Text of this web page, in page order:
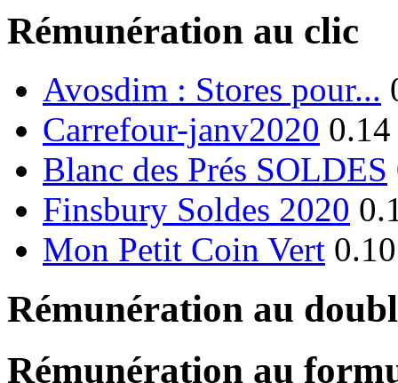
Rémunération au clic
Avosdim : Stores pour...
Carrefour-janv2020
Blanc des Prés SOLDES
Finsbury Soldes 2020
Mon Petit Coin Vert
Rémunération au
Rémunération au